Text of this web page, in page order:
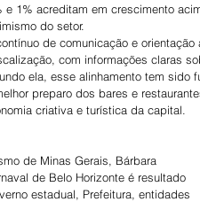
e 1% acreditam em crescimento
do setor.
de comunicação e
com informações claras
ela, esse alinhamento tem sido
preparo dos bares e
criativa e turística da capital.
de Minas Gerais, Bárbara
de Belo Horizonte é resultado
estadual, Prefeitura, entidades